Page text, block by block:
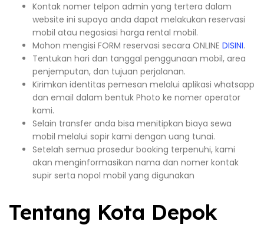
Kontak nomer telpon admin yang tertera dalam
website ini supaya anda dapat melakukan reservasi
mobil atau negosiasi harga rental mobil.
Mohon mengisi FORM reservasi secara ONLINE DISINI.
Tentukan hari dan tanggal penggunaan mobil, area
penjemputan, dan tujuan perjalanan.
Kirimkan identitas pemesan melalui aplikasi whatsapp
dan email dalam bentuk Photo ke nomer operator
kami.
Selain transfer anda bisa menitipkan biaya sewa
mobil melalui sopir kami dengan uang tunai.
Setelah semua prosedur booking terpenuhi, kami
akan menginformasikan nama dan nomer kontak
supir serta nopol mobil yang digunakan
Tentang Kota Depok